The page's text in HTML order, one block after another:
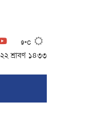
9°C
শ্রাবণ ১৪৩৩